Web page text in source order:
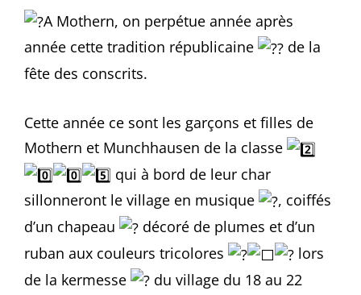
A Mothern, on perpétue année après
année cette tradition républicaine
de la
fête des conscrits.
Cette année ce sont les garçons et filles de
Mothern et Munchhausen de la classe
qui à bord de leur char
sillonneront le village en musique
, coiffés
d’un chapeau
décoré de plumes et d’un
ruban aux couleurs tricolores
lors
de la kermesse
du village du 18 au 22